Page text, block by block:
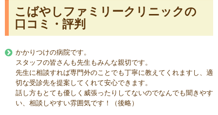
こばやしファミリークリニックの
口コミ・評判
かかりつけの病院です。
スタッフの皆さんも先生もみんな親切です。
先生に相談すれば専門外のことでも丁寧に教えてくれますし、適
切な受診先を提案してくれて安心できます。
話し方もとても優しく威張ったりしてないのでなんでも聞きやす
い、相談しやすい雰囲気です！（後略）